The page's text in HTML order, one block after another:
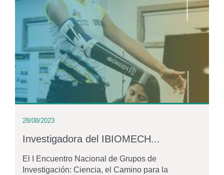
28/08/2023
Investigadora del IBIOMECH...
El I Encuentro Nacional de Grupos de
Investigación: Ciencia, el Camino para la